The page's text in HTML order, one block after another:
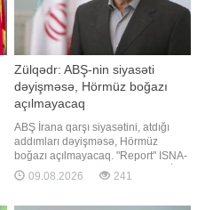
Zülqədr: ABŞ-nin siyasəti
dəyişməsə, Hörmüz boğazı
açılmayacaq
ABŞ İrana qarşı siyasətini, atdığı
addımları dəyişməsə, Hörmüz
boğazı açılmayacaq. "Report" ISNA-
ya istinadən xəbər verir ki, bunu İran
Ali Milli Təhlükəsizlik Şurasının
09.08.2026 241